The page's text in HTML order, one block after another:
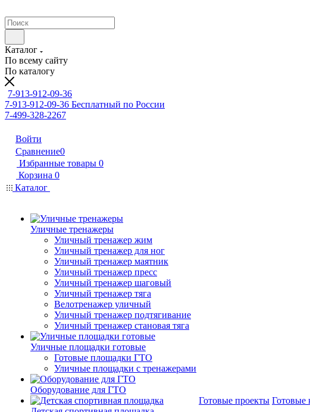
Каталог
По всему сайту
По каталогу
7-913-912-09-36
7-913-912-09-36 Бесплатный по России
7-499-328-2267
Войти
Сравнение0
Избранные товары 0
Корзина 0
Каталог
Уличные тренажеры
Уличный тренажер жим
Уличный тренажер для ног
Уличный тренажер маятник
Уличный тренажер пресс
Уличный тренажер шаговый
Уличный тренажер тяга
Велотренажер уличный
Уличный тренажер подтягивание
Уличный тренажер становая тяга
Уличные площадки готовые
Готовые площадки ГТО
Уличные площадки с тренажерами
Оборудование для ГТО
Готовые проекты Готовые